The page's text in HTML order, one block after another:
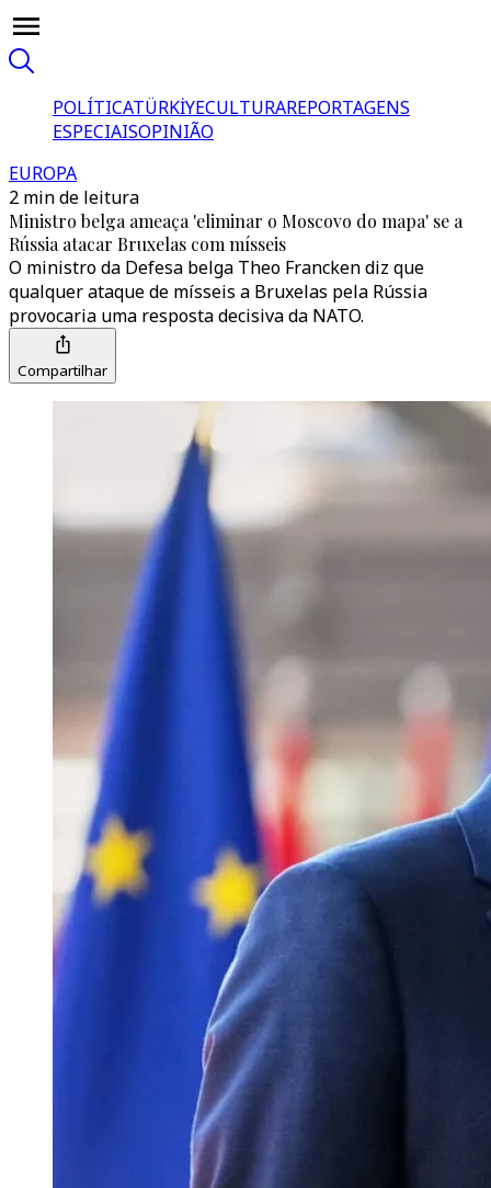
POLÍTICATÜRKİYECULTURAREPORTAGENS
ESPECIAISOPINIÃO
EUROPA
2 min de leitura
Ministro belga ameaça 'eliminar o Moscovo do mapa' se a
Rússia atacar Bruxelas com mísseis
O ministro da Defesa belga Theo Francken diz que
qualquer ataque de mísseis a Bruxelas pela Rússia
provocaria uma resposta decisiva da NATO.
Compartilhar